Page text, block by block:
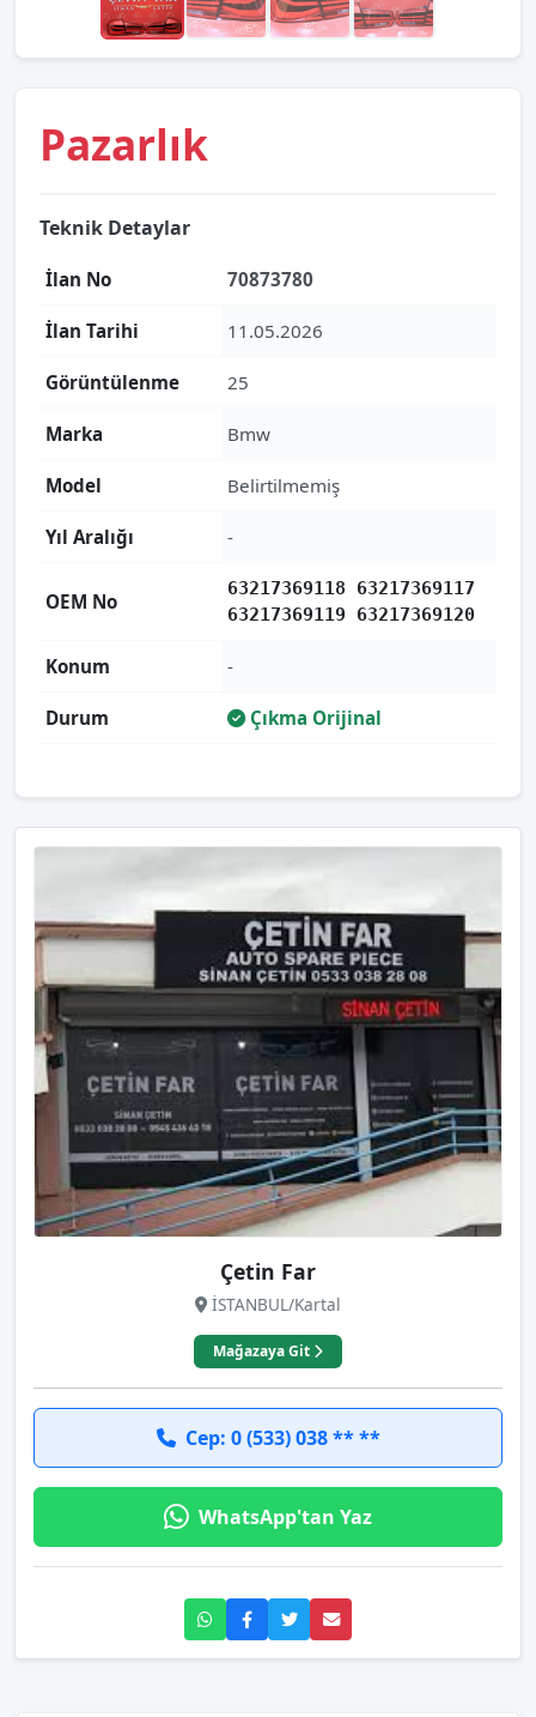
Pazarlık
Teknik Detaylar
İlan No 70873780
İlan Tarihi 11.05.2026
Görüntülenme 25
Marka Bmw
Model Belirtilmemiş
Yıl Aralığı -
OEM No
63217369118 63217369117
63217369119 63217369120
Konum -
Durum Çıkma Orijinal
Çetin Far
İSTANBUL/Kartal
Mağazaya Git
Cep: 0 (533) 038 ** **
WhatsApp'tan Yaz